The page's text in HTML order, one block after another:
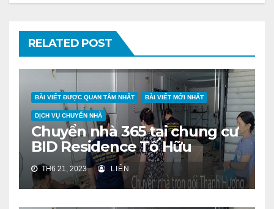
RELATED POST
BÀI VIẾT ĐƯỢC QUAN TÂM NHẤT BÀI VIẾT MỚI NHẤT
DỊCH VỤ CHUYỂN NHÀ
Chuyển nhà 365 tại chung cư
BID Residence Tố Hữu
TH6 21, 2023 LIÊN